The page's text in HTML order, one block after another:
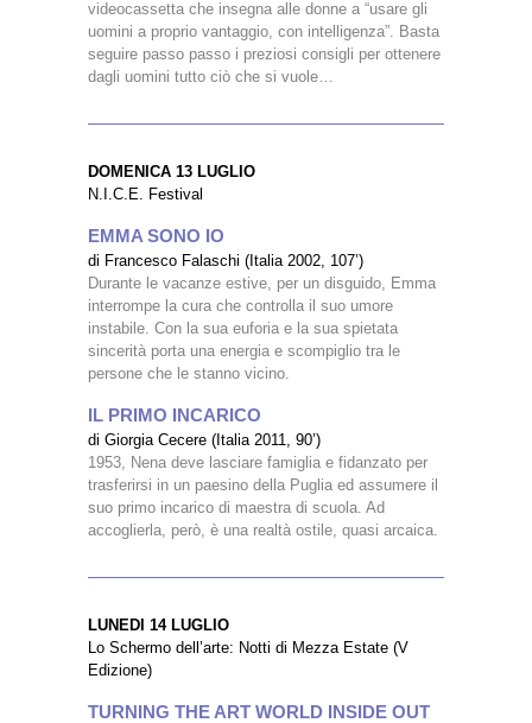
videocassetta che insegna alle donne a “usare gli
uomini a proprio vantaggio, con intelligenza”. Basta
seguire passo passo i preziosi consigli per ottenere
dagli uomini tutto ciò che si vuole…
DOMENICA 13 LUGLIO
N.I.C.E. Festival
EMMA SONO IO
di Francesco Falaschi (Italia 2002, 107’)
Durante le vacanze estive, per un disguido, Emma
interrompe la cura che controlla il suo umore
instabile. Con la sua euforia e la sua spietata
sincerità porta una energia e scompiglio tra le
persone che le stanno vicino.
IL PRIMO INCARICO
di Giorgia Cecere (Italia 2011, 90’)
1953, Nena deve lasciare famiglia e fidanzato per
trasferirsi in un paesino della Puglia ed assumere il
suo primo incarico di maestra di scuola. Ad
accoglierla, però, è una realtà ostile, quasi arcaica.
LUNEDI 14 LUGLIO
Lo Schermo dell’arte: Notti di Mezza Estate (V
Edizione)
TURNING THE ART WORLD INSIDE OUT